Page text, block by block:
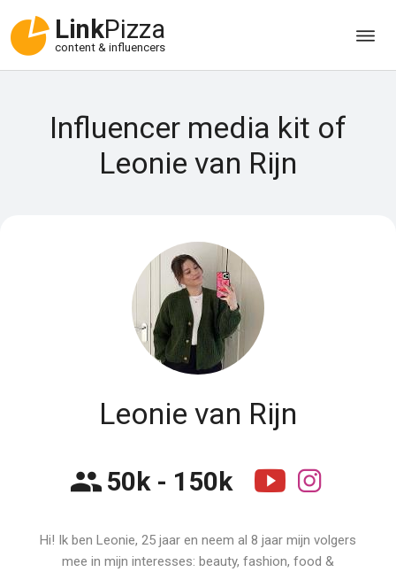
LinkPizza
content & influencers
Influencer media kit of
Leonie van Rijn
Leonie van Rijn
50k - 150k
Hi! Ik ben Leonie, 25 jaar en neem al 8 jaar mijn volgers
mee in mijn interesses: beauty, fashion, food &